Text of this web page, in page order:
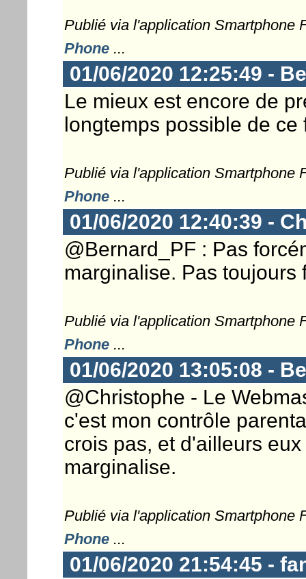
Publié via l'application Smartphone
Phone...
01/06/2020 12:25:49 -
Le mieux est encore de
longtemps possible de ce
Publié via l'application Smartphone
Phone...
01/06/2020 12:40:39 -
@Bernard_PF : Pas
marginalise. Pas toujours
Publié via l'application Smartphone
Phone...
01/06/2020 13:05:08 -
@Christophe - Le
c'est mon contrôle
crois pas, et d'ailleurs
marginalise.
Publié via l'application Smartphone
Phone...
01/06/2020 21:54:45 -